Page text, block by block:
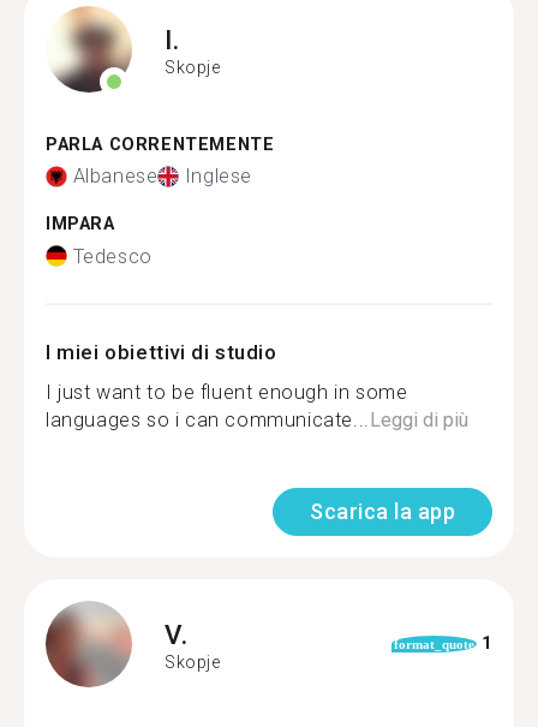
I.
Skopje
PARLA CORRENTEMENTE
Albanese Inglese
IMPARA
Tedesco
I miei obiettivi di studio
I just want to be fluent enough in some
languages so i can communicate... Leggi di più
Scarica la app
V.
Skopje
format_quote 1